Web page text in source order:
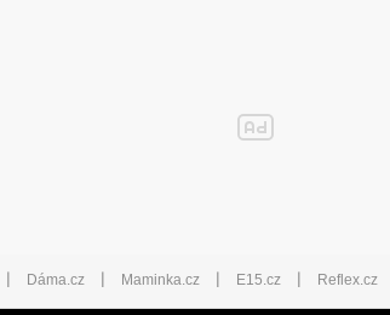
| Dáma.cz | Maminka.cz | E15.cz | Reflex.cz